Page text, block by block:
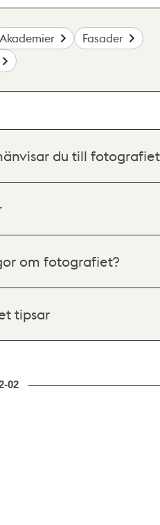
Akademier
Fasader
du till fotografiet
om fotografiet?
tipsar
02